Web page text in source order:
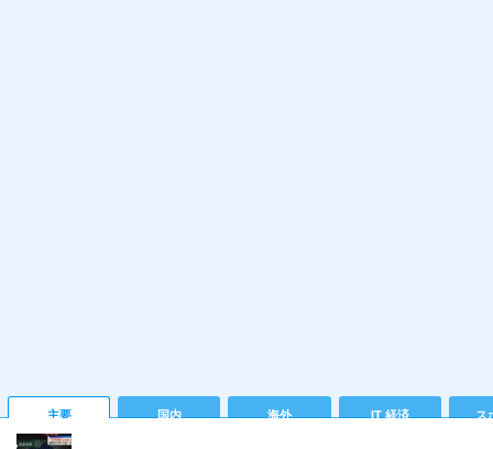
主要 国内 海外 IT 経済 ス